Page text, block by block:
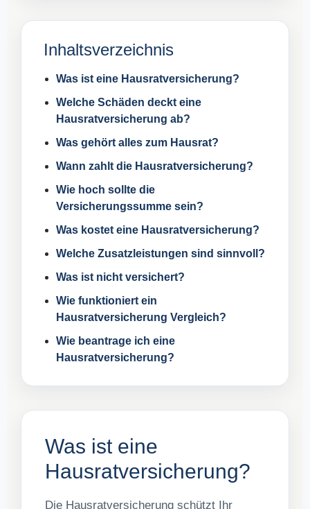
Inhaltsverzeichnis
Was ist eine Hausratversicherung?
Welche Schäden deckt eine
Hausratversicherung ab?
Was gehört alles zum Hausrat?
Wann zahlt die Hausratversicherung?
Wie hoch sollte die
Versicherungssumme sein?
Was kostet eine Hausratversicherung?
Welche Zusatzleistungen sind sinnvoll?
Was ist nicht versichert?
Wie funktioniert ein
Hausratversicherung Vergleich?
Wie beantrage ich eine
Hausratversicherung?
Was ist eine
Hausratversicherung?
Die Hausratversicherung schützt Ihr